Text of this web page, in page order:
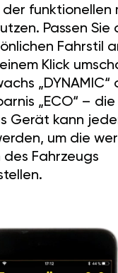
der funktionellen
Passen Sie
Fahrstil
Klick
„DYNAMIC“
„ECO“ –
Gerät kann
um die
des Fahrzeugs